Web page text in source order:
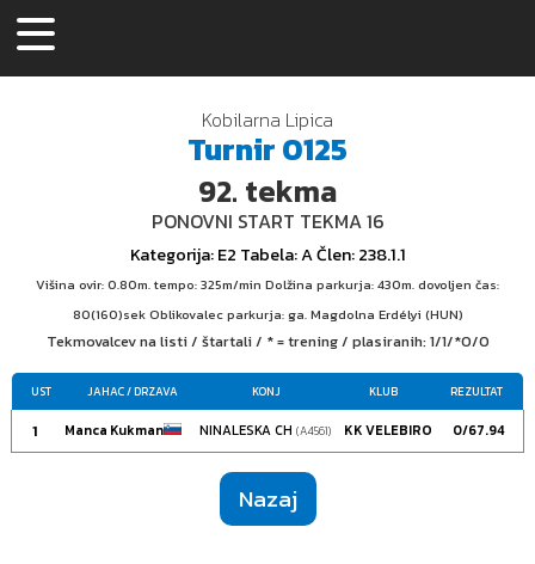
Kobilarna Lipica
Turnir0125
92. tekma
PONOVNI START TEKMA 16
Kategorija: E2 Tabela: AČlen: 238.1.1
Višina ovir: 0.80m. tempo: 325m/min Dolžina parkurja: 430m. dovoljen čas:
80(160)sek Oblikovalec parkurja: ga. Magdolna Erdélyi (HUN)
Tekmovalcev na listi / štartali / * = trening / plasiranih: 1/1/*0/0
UST JAHAC/ DRZAVA KONJ KLUB REZULTAT
1 Manca Kukman NINALESKA CH (A4561) KK VELEBIRO 0/67.94
Nazaj